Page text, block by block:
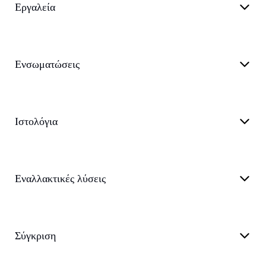
Εργαλεία
Ενσωματώσεις
Ιστολόγια
Εναλλακτικές λύσεις
Σύγκριση